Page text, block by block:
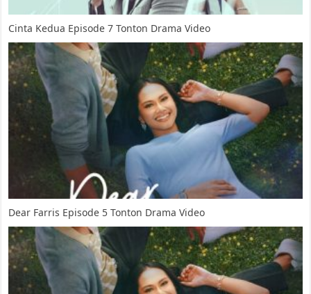
Cinta Kedua Episode 7 Tonton Drama Video
Dear Farris Episode 5 Tonton Drama Video